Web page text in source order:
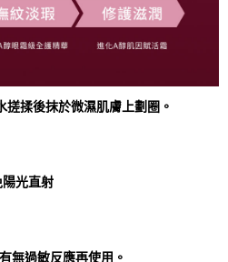
揉後抹於微濕肌膚上劃圈。
光直射
無過敏反應再使用。